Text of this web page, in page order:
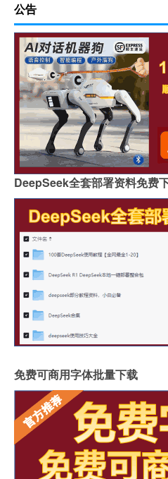
公告
DeepSeek全套部署资料免费
免费可商用字体批量下载